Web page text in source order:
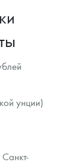
унции)